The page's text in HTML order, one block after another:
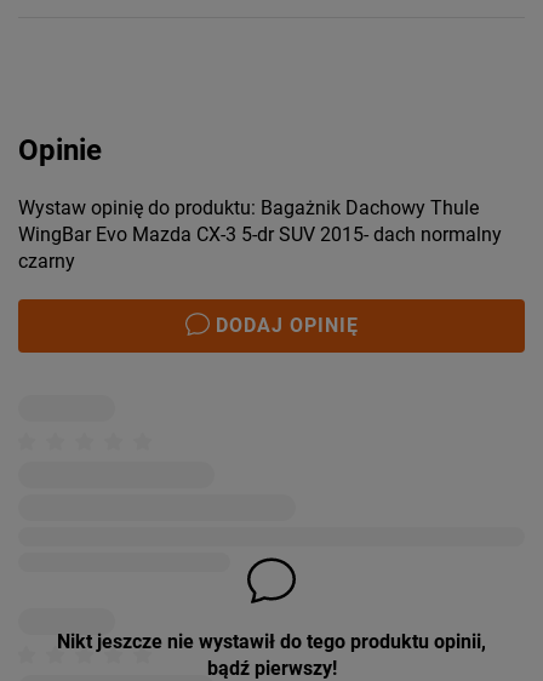
Opinie
Wystaw opinię do produktu: Bagażnik Dachowy Thule
WingBar Evo Mazda CX-3 5-dr SUV 2015- dach normalny
czarny
DODAJ OPINIĘ
Nikt jeszcze nie wystawił do tego produktu opinii,
bądź pierwszy!